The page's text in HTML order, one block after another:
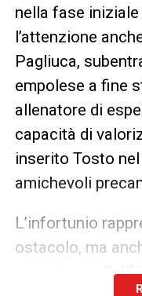
nella fase
l’attenzione
Pagliuca,
empolese a fine
allenatore di
capacità di
inserito Tosto
amichevoli
L’infortunio
ostacolo, ma
crescita per il